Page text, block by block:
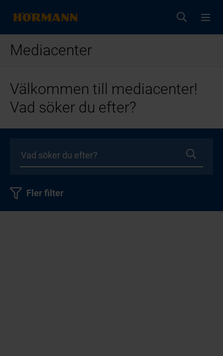
Mediacenter
Välkommen till mediacenter!
Vad söker du efter?
Fler filter